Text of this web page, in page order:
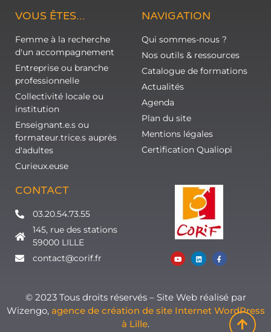
VOUS ÊTES...
Femme à la recherche
d'un accompagnement
Entreprise ou branche
professionnelle
Collectivité locale ou
institution
Enseignant.e.s ou
formateur.trice.s auprès
d'adultes
Curieux.euse
NAVIGATION
Qui sommes-nous ?
Nos outils & ressources
Catalogue de formations
Actualités
Agenda
Plan du site
Mentions légales
Certification Qualiopi
CONTACT
03.20.54.73.55
145, rue des stations
59000 LILLE
contact@corif.fr
© 2023 Tous droits réservés – Site Web réalisé par
Wizengo, agence de création de site Internet WordPress
à Lille.